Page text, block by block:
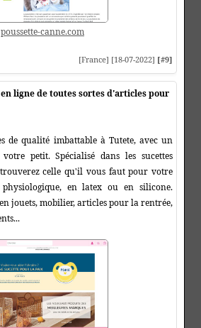
poussette-canne.com
[France] [18-07-2022] [#9]
ligne de toutes sortes d'articles pour
de qualité imbattable à Tutete, avec un
petit. Spécialisé dans les sucettes
trouverez celle qu'il vous faut pour votre
en latex ou en silicone.
jouets, mobilier, articles pour la rentrée,